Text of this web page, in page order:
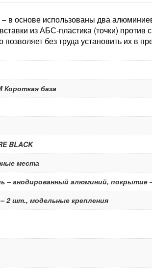
в основе использованы два
из АБС-пластика (точки)
без труда установить их в
Короткая база
BLACK
места
– анодированный алюминий, покрытие
2 шт., модельные крепления